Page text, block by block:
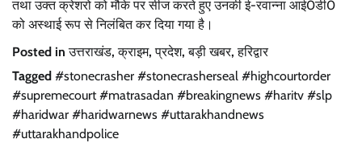
तथा उक्त क्रेशरो को मौके पर सीज करते हुए उनकी ई-रवान्ना आई0डी0
को अस्थाई रूप से निलंबित कर दिया गया है।
Posted inउत्तराखंड,क्राइम,प्रदेश,बड़ी खबर,हरिद्वार
Tagged #stonecrasher #stonecrasherseal #highcourtorder
#supremecourt #matrasadan #breakingnews #haritv #slp
#haridwar #haridwarnews #uttarakhandnews
#uttarakhandpolice